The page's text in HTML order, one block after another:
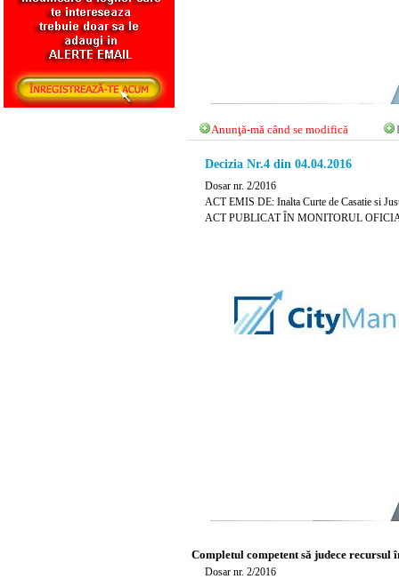
Anunţă-mă când se modifică
Decizia Nr.4 din 04.04.2016
Dosar nr. 2/2016
ACT EMIS DE: Inalta Curte de Casatie si
ACT PUBLICAT ÎN MONITORUL
Completul competent să judece recursul
Dosar nr. 2/2016